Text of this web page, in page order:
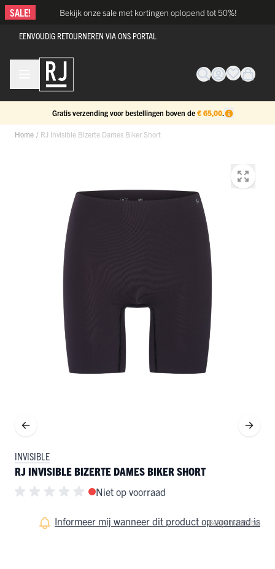
Ga naar de inhoud
SALE! Bekijk onze sale met kortingen oplopend tot 50%!
EENVOUDIG RETOURNEREN VIA ONS PORTAL
Gratis verzending voor bestellingen boven de € 65,00.
Home / RJ Invisible Bizerte Dames Biker Short
INVISIBLE
RJ INVISIBLE BIZERTE DAMES BIKER SHORT
Niet op voorraad
Bekijk maattabel
Informeer mij wanneer dit product op voorraad is